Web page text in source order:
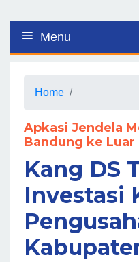
Menu
Home
Apkasi Jendela
Bandung ke Luar
Kang DS
Investasi